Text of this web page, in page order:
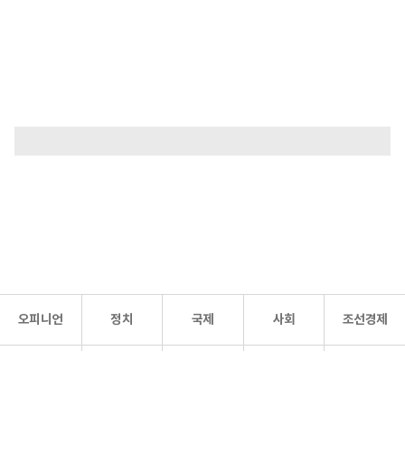
오피니언 정치 국제 사회 조선경제